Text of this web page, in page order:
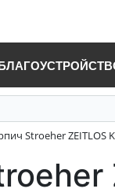
Stroeher ZEITLOS